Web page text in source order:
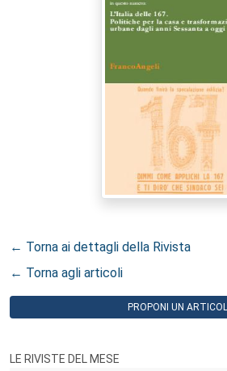
← Torna ai dettagli della Rivista
← Torna agli articoli
PROPONI UN
LE RIVISTE DEL MESE